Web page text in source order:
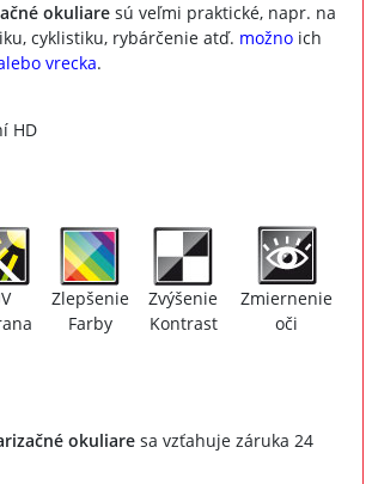
okuliare sú veľmi praktické, napr. na
cyklistiku, rybárčenie atď. možno ich
vrecka.
HD
Zlepšenie
Farby
Zvýšenie
Kontrast
Zmiernenie
oči
okuliare sa vzťahuje záruka 24